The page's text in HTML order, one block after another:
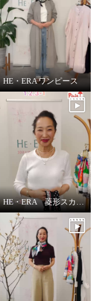
HE・ERA ワンピース
HE・ERA 菱形スカーフの巻き方